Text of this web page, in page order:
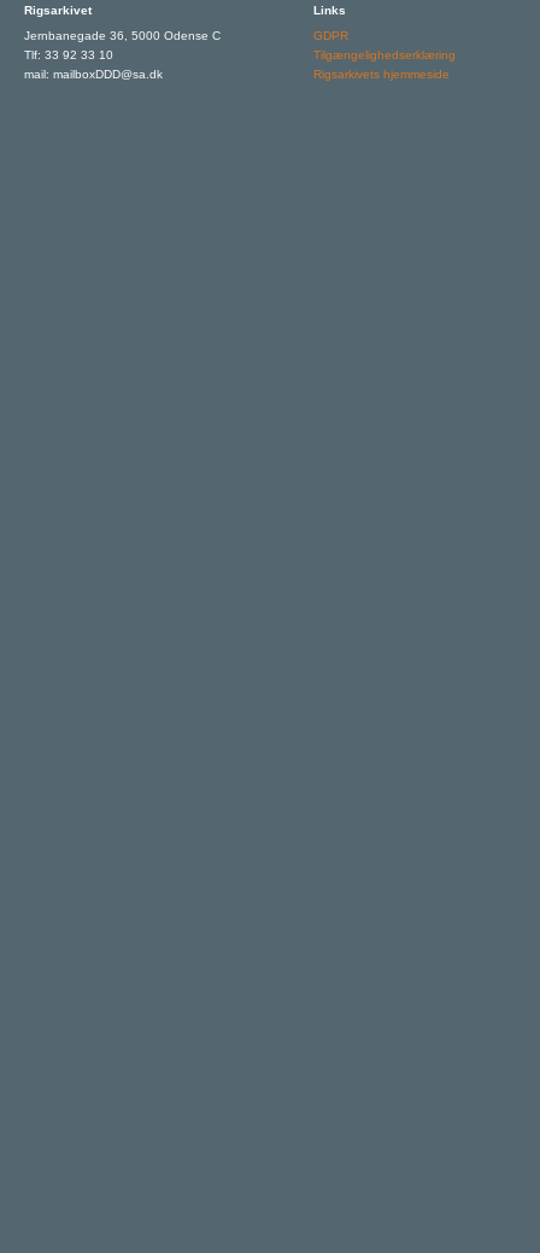
Rigsarkivet
Jernbanegade 36, 5000 Odense C
Tlf: 33 92 33 10
mail: mailboxDDD@sa.dk
Links
GDPR
Tilgængelighedserklæring
Rigsarkivets hjemmeside